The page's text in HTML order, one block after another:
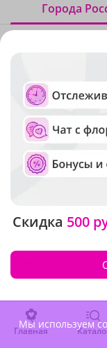
Города
Волгоград
Екатеринбург
Казань
Краснодар
Красноярск
Нижний Новгород
Главная
Скидка 500
Мы используем